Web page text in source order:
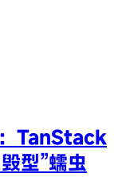
TanStack
型”蠕虫